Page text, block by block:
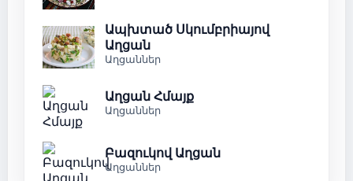
Ապխտած Սկումբրիայով
Աղցան
Աղցաններ
Աղցան Հմայք
Աղցաններ
Բազուկով Աղցան
Աղցաններ